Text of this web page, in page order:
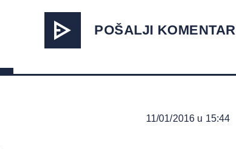
POŠALJI KOMENTAR
11/01/2016 u 15:44